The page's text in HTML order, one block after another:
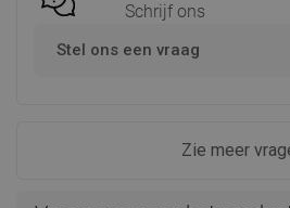
Schrijf ons
Stel ons een vraag
Zie meer